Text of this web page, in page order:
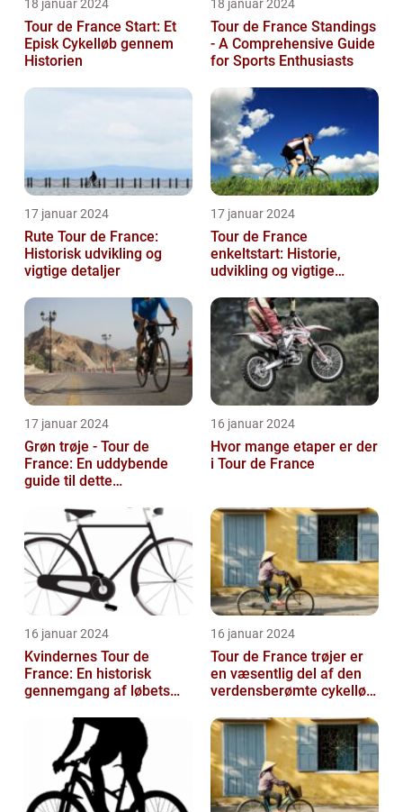
18 januar 2024
Tour de France Start: Et
Episk Cykelløb gennem
Historien
18 januar 2024
Tour de France Standings
- A Comprehensive Guide
for Sports Enthusiasts
17 januar 2024
Rute Tour de France:
Historisk udvikling og
vigtige detaljer
17 januar 2024
Tour de France
enkeltstart: Historie,
udvikling og vigtige
17 januar 2024
Grøn trøje - Tour de
France: En uddybende
guide til dette
pointkonkurrence
16 januar 2024
Hvor mange etaper er der
i Tour de France
16 januar 2024
Kvindernes Tour de
France: En historisk
gennemgang af løbets
16 januar 2024
Tour de France trøjer er
en væsentlig del af den
verdensberømte cykelløb,